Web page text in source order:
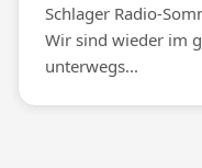
Schlager Radio-
Wir sind wieder im
unterwegs...